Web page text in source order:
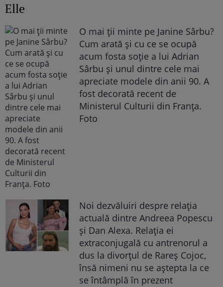
Elle
O mai ții minte pe Janine Sârbu?
Cum arată și cu ce se ocupă
acum fosta soție a lui Adrian
Sârbu și unul dintre cele mai
apreciate modele din anii 90. A
fost decorată recent de
Ministerul Culturii din Franța.
Foto
Noi dezvăluiri despre relația
actuală dintre Andreea Popescu
și Dan Alexa. Relația ei
extraconjugală cu antrenorul a
dus la divorțul de Rareș Cojoc,
însă nimeni nu se aștepta la ce
se întâmplă în prezent